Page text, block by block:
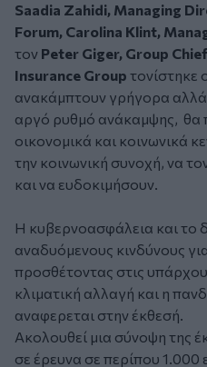
Saadia Zahidi, Managing
Forum, Carolina Klint,
τον Peter Giger, Group
Insurance Group τονίστηκε
ανακάμπτουν γρήγορα αλλά
αργό ρυθμό ανάκαμψης, θα
οικονομικά και κοινωνικά
την κοινωνική συνοχή, να
και να ευδοκιμήσουν.
Η κυβερνοασφάλεια και το
αναδυόμενους κινδύνους
προσθέτοντας στις
κλιματική αλλαγή και η
αναφερεται στην έκθεσή.
Ακολουθεί μια σύνοψη της
σε έρευνα σε περίπου 1.000